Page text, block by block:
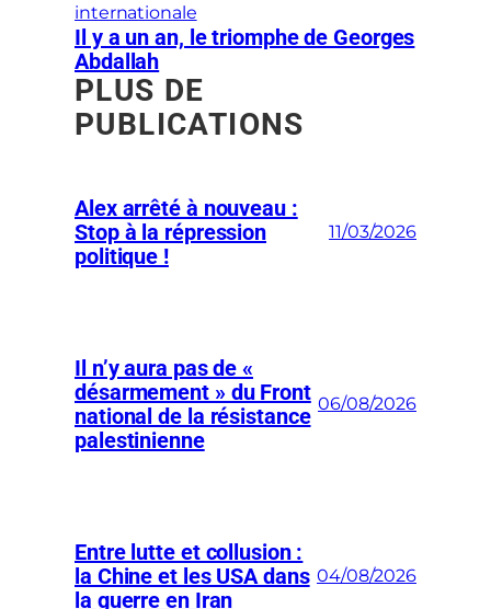
internationale
Il y a un an, le triomphe de Georges
Abdallah
PLUS DE
PUBLICATIONS
Alex arrêté à nouveau :
Stop à la répression
politique !
11/03/2026
Il n’y aura pas de «
désarmement » du Front
national de la résistance
palestinienne
06/08/2026
Entre lutte et collusion :
la Chine et les USA dans
la guerre en Iran
04/08/2026